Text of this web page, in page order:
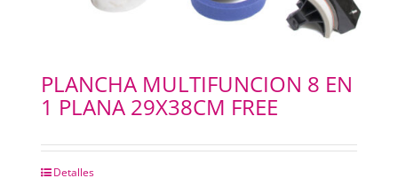
PLANCHA MULTIFUNCION 8 EN
1 PLANA 29X38CM FREE
Detalles